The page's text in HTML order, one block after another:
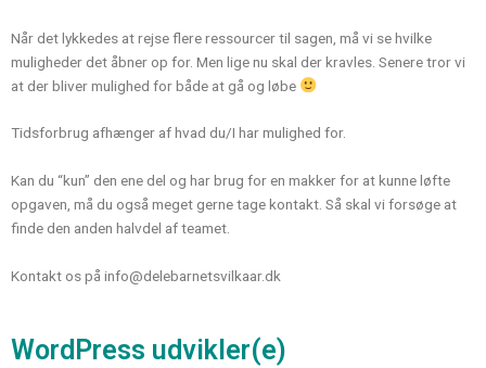
Når det lykkedes at rejse flere ressourcer til sagen, må vi se hvilke
muligheder det åbner op for. Men lige nu skal der kravles. Senere tror vi
at der bliver mulighed for både at gå og løbe
Tidsforbrug afhænger af hvad du/I har mulighed for.
Kan du “kun” den ene del og har brug for en makker for at kunne løfte
opgaven, må du også meget gerne tage kontakt. Så skal vi forsøge at
finde den anden halvdel af teamet.
Kontakt os på info@delebarnetsvilkaar.dk
WordPress udvikler(e)